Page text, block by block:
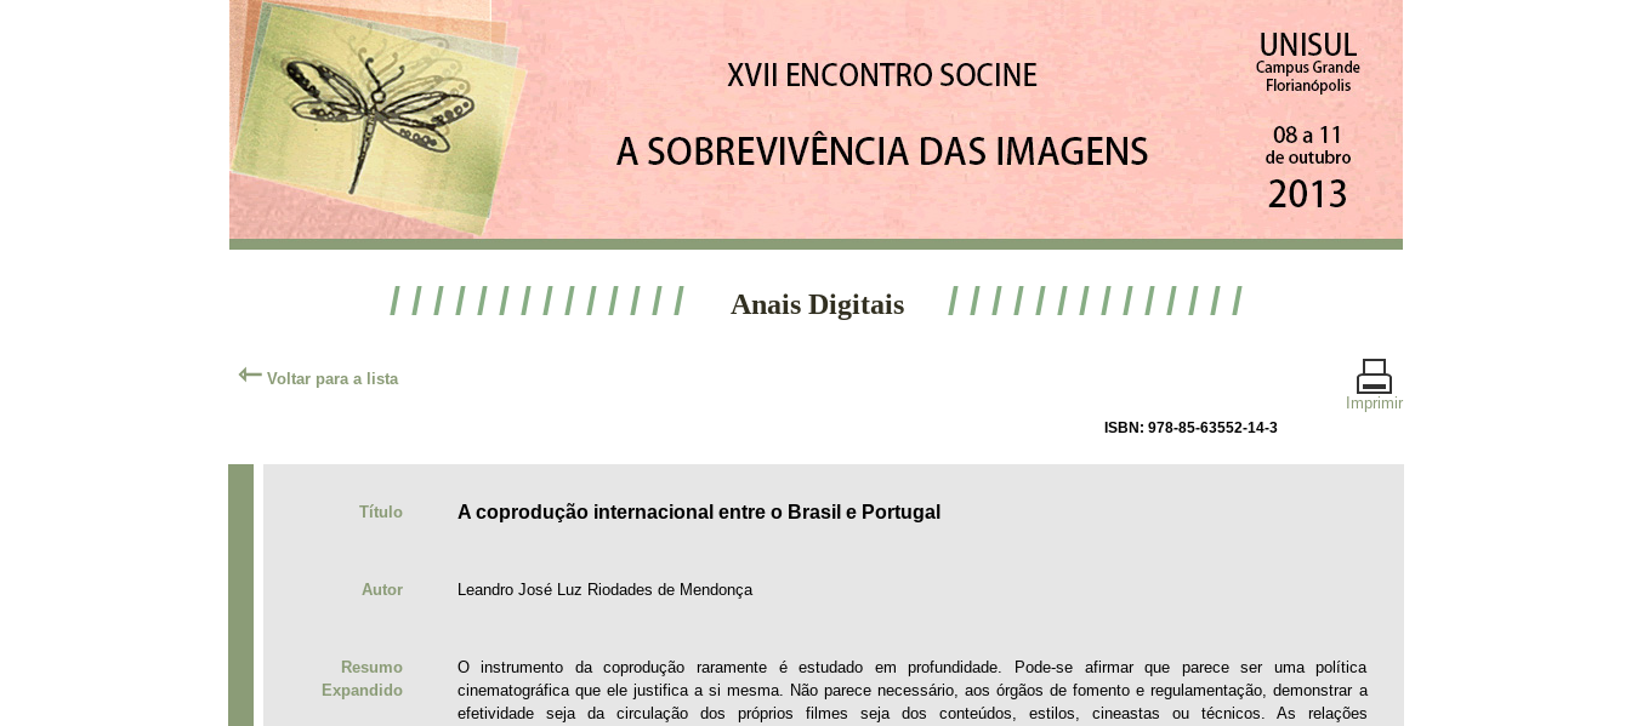
/ / / / / / / / / / / / / / Anais Digitais / / / / / / / / / / / / / /
⇽Voltar para a lista
Imprimir
ISBN: 978-85-63552-14-3
Título A coprodução internacional entre o Brasil e Portugal
Autor Leandro José Luz Riodades de Mendonça
Resumo
Expandido
O instrumento da coprodução raramente é estudado em profundidade. Pode-se afirmar que parece ser uma política
cinematográfica que ele justifica a si mesma. Não parece necessário, aos órgãos de fomento e regulamentação, demonstrar a
efetividade seja da circulação dos próprios filmes seja dos conteúdos, estilos, cineastas ou técnicos. As relações